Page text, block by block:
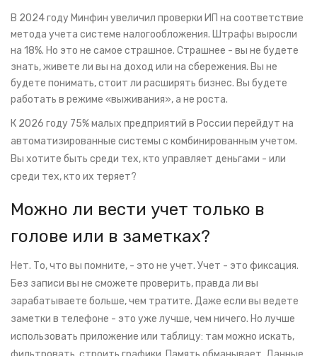
В 2024 году Минфин увеличил проверки ИП на соответствие
метода учета системе налогообложения. Штрафы выросли
на 18%. Но это не самое страшное. Страшнее - вы не будете
знать, живете ли вы на доход или на сбережения. Вы не
будете понимать, стоит ли расширять бизнес. Вы будете
работать в режиме «выживания», а не роста.
К 2026 году 75% малых предприятий в России перейдут на
автоматизированные системы с комбинированным учетом.
Вы хотите быть среди тех, кто управляет деньгами - или
среди тех, кто их теряет?
Можно ли вести учет только в
голове или в заметках?
Нет. То, что вы помните, - это не учет. Учет - это фиксация.
Без записи вы не сможете проверить, правда ли вы
зарабатываете больше, чем тратите. Даже если вы ведете
заметки в телефоне - это уже лучше, чем ничего. Но лучше
использовать приложение или таблицу: там можно искать,